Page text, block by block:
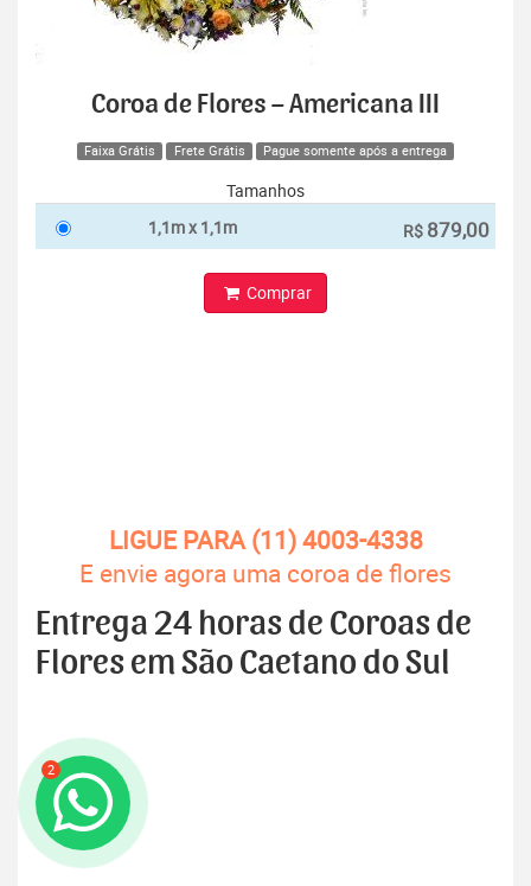
2
Coroa de Flores – Americana III
Faixa Grátis Frete Grátis Pague somente após a entrega
Tamanhos
1,1m x 1,1m
R$ 879,00
Comprar
LIGUE PARA (11) 4003-4338
E envie agora uma coroa de flores
Entrega 24 horas de Coroas de
Flores em São Caetano do Sul